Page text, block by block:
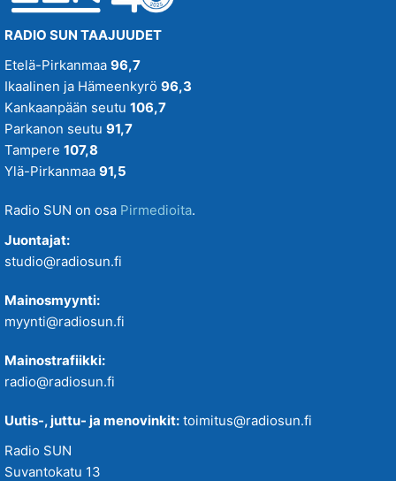
RADIO SUN TAAJUUDET
Etelä-Pirkanmaa 96,7
Ikaalinen ja Hämeenkyrö 96,3
Kankaanpään seutu 106,7
Parkanon seutu 91,7
Tampere 107,8
Ylä-Pirkanmaa 91,5
Radio SUN on osa Pirmedioita.
Juontajat:
studio@radiosun.fi
Mainosmyynti:
myynti@radiosun.fi
Mainostrafiikki:
radio@radiosun.fi
Uutis-, juttu- ja menovinkit: toimitus@radiosun.fi
Radio SUN
Suvantokatu 13